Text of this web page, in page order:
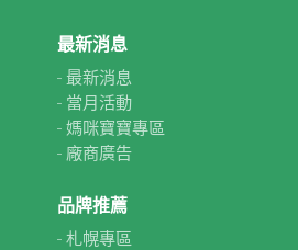
最新消息
最新消息
當月活動
媽咪寶寶專區
廠商廣告
品牌推薦
札幌專區